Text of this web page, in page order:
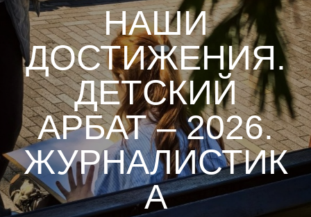
НАШИ
ДОСТИЖЕНИЯ.
ДЕТСКИЙ
АРБАТ – 2026.
ЖУРНАЛИСТИК
А